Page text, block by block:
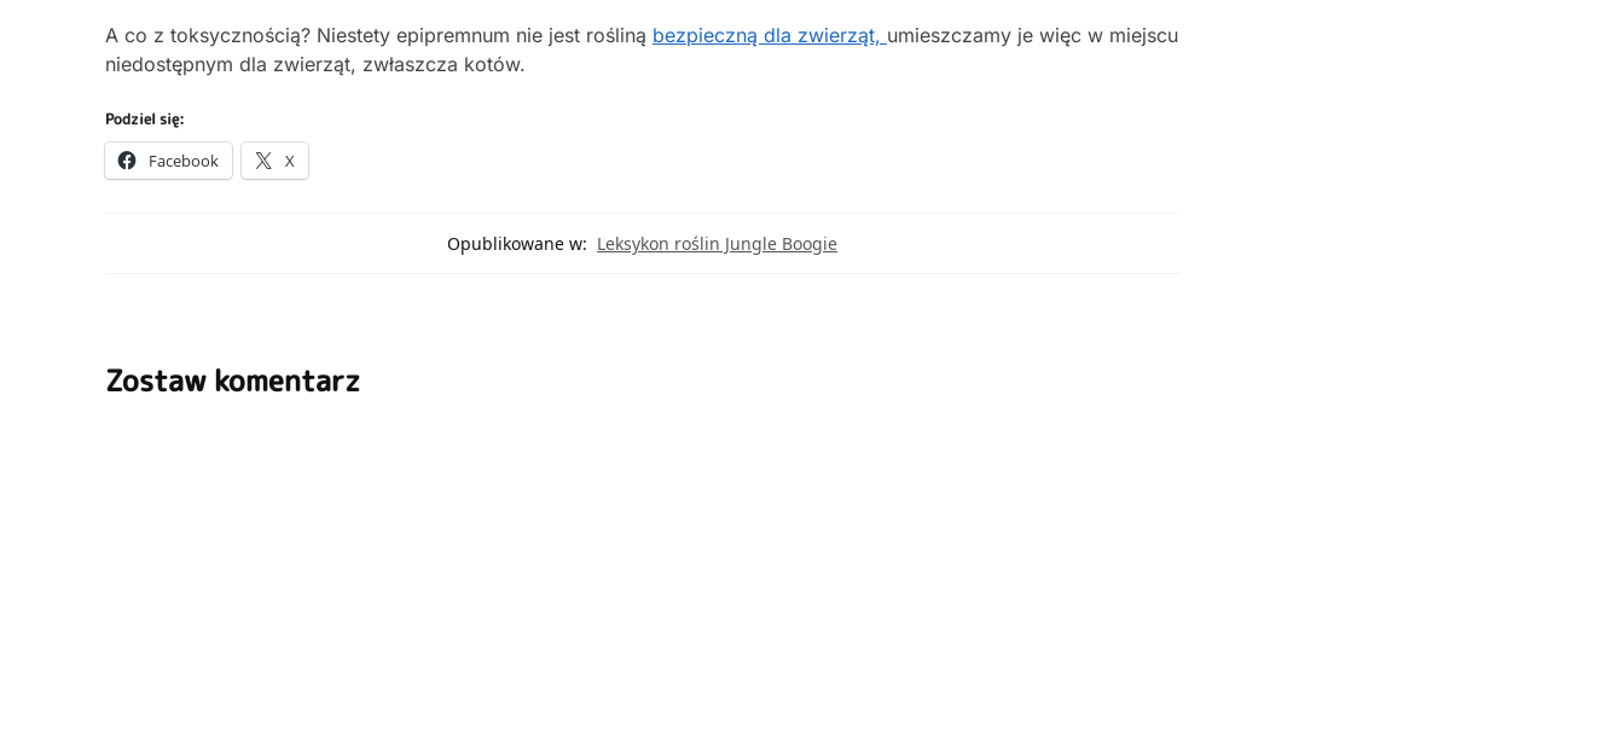
A co z toksycznością? Niestety epipremnum nie jest rośliną bezpieczną dla zwierząt, umieszczamy je więc w miejscu
niedostępnym dla zwierząt, zwłaszcza kotów.
Podziel się:
Facebook X
Opublikowane w: Leksykon roślin Jungle Boogie
Zostaw komentarz